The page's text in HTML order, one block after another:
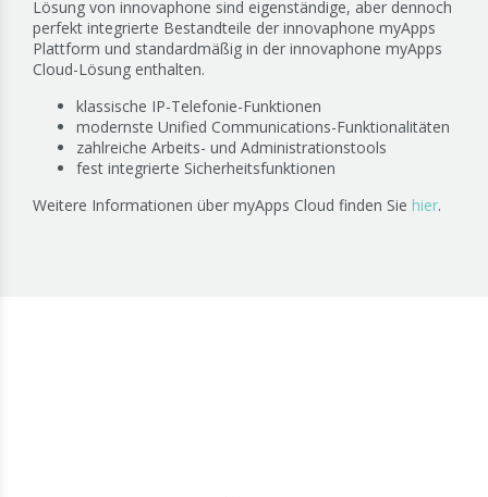
Lösung von innovaphone sind eigenständige, aber dennoch
perfekt integrierte Bestandteile der innovaphone myApps
Plattform und standardmäßig in der innovaphone myApps
Cloud-Lösung enthalten.
klassische IP-Telefonie-Funktionen
modernste Unified Communications-Funktionalitäten
zahlreiche Arbeits- und Administrationstools
fest integrierte Sicherheitsfunktionen
Weitere Informationen über myApps Cloud finden Sie hier.